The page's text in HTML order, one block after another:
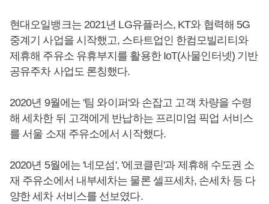
현대오일뱅크는 2021년 LG유플러스, KT와 협력해 5G
중계기 사업을 시작했고, 스타트업인 한컴모빌리티와
제휴해 주유소 유휴부지를 활용한 IoT(사물인터넷) 기반
공유주차 사업도 론칭했다.
2020년 9월에는 '팀 와이퍼'와 손잡고 고객 차량을 수령
해 세차한 뒤 고객에게 반납하는 프리미엄 픽업 서비스
를 서울 소재 주유소에서 시작했다.
2020년 5월에는 '네모섬', '에코클린'과 제휴해 수도권 소
재 주유소에서 내부세차는 물론 셀프세차, 손세차 등 다
양한 세차 서비스를 선보였다.